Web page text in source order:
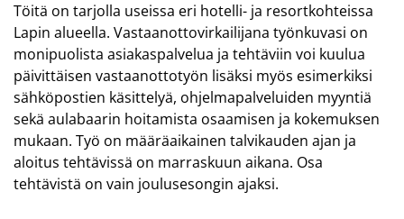
Töitä on tarjolla useissa eri hotelli- ja resortkohteissa
Lapin alueella. Vastaanottovirkailijana työnkuvasi on
monipuolista asiakaspalvelua ja tehtäviin voi kuulua
päivittäisen vastaanottotyön lisäksi myös esimerkiksi
sähköpostien käsittelyä, ohjelmapalveluiden myyntiä
sekä aulabaarin hoitamista osaamisen ja kokemuksen
mukaan. Työ on määräaikainen talvikauden ajan ja
aloitus tehtävissä on marraskuun aikana. Osa
tehtävistä on vain joulusesongin ajaksi.